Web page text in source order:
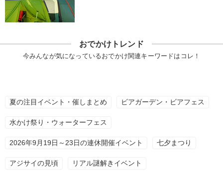
おでかけトレンド
今みんなが気になっているおでかけ関連キーワードはコレ！
夏の注目イベント・催しまとめ ビアガーデン・ビアフェス
水かけ祭り・ウォーターフェス
2026年9月19日～23日の連休開催イベント 七夕まつり
アジサイの見頃 リアル謎解きイベント